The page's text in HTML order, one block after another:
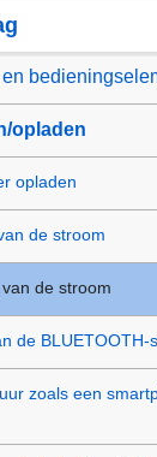
opladen
opladen
de stroom
de stroom
de BLUETOOTH-
zoals een